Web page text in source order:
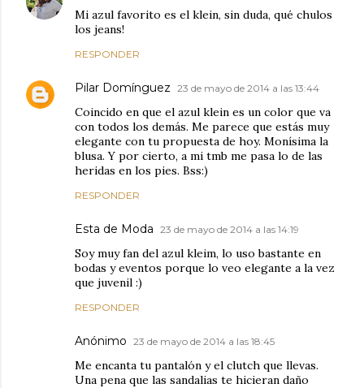
Mi azul favorito es el klein, sin duda, qué chulos
los jeans!
RESPONDER
Pilar Domínguez 23 de mayo de 2014 a las 13:44
Coincido en que el azul klein es un color que va
con todos los demás. Me parece que estás muy
elegante con tu propuesta de hoy. Monísima la
blusa. Y por cierto, a mi tmb me pasa lo de las
heridas en los pies. Bss:)
RESPONDER
Esta de Moda 23 de mayo de 2014 a las 14:19
Soy muy fan del azul kleim, lo uso bastante en
bodas y eventos porque lo veo elegante a la vez
que juvenil :)
RESPONDER
Anónimo 23 de mayo de 2014 a las 18:45
Me encanta tu pantalón y el clutch que llevas.
Una pena que las sandalias te hicieran daño